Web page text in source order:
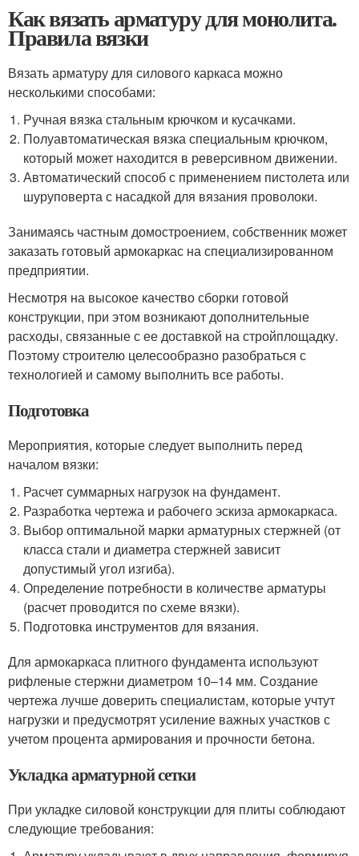
Как вязать арматуру для монолита.
Правила вязки
Вязать арматуру для силового каркаса можно
несколькими способами:
Ручная вязка стальным крючком и кусачками.
Полуавтоматическая вязка специальным крючком,
который может находится в реверсивном движении.
Автоматический способ с применением пистолета или
шуруповерта с насадкой для вязания проволоки.
Занимаясь частным домостроением, собственник может
заказать готовый армокаркас на специализированном
предприятии.
Несмотря на высокое качество сборки готовой
конструкции, при этом возникают дополнительные
расходы, связанные с ее доставкой на стройплощадку.
Поэтому строителю целесообразно разобраться с
технологией и самому выполнить все работы.
Подготовка
Мероприятия, которые следует выполнить перед
началом вязки:
Расчет суммарных нагрузок на фундамент.
Разработка чертежа и рабочего эскиза армокаркаса.
Выбор оптимальной марки арматурных стержней (от
класса стали и диаметра стержней зависит
допустимый угол изгиба).
Определение потребности в количестве арматуры
(расчет проводится по схеме вязки).
Подготовка инструментов для вязания.
Для армокаркаса плитного фундамента используют
рифленые стержни диаметром 10–14 мм. Создание
чертежа лучше доверить специалистам, которые учтут
нагрузки и предусмотрят усиление важных участков с
учетом процента армирования и прочности бетона.
Укладка арматурной сетки
При укладке силовой конструкции для плиты соблюдают
следующие требования: